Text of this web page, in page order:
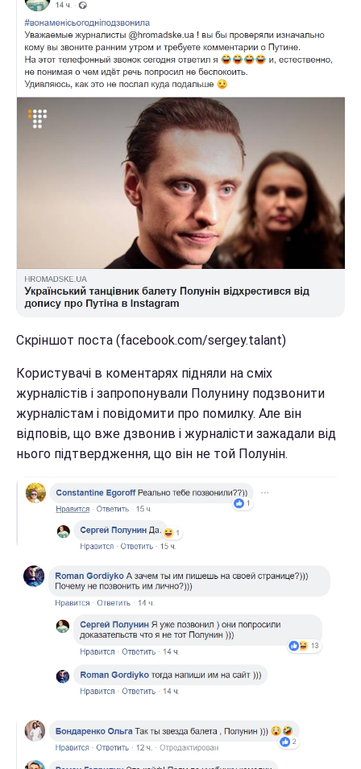
Скріншот поста (facebook.com/sergey.talant)
Користувачі в коментарях підняли на сміх
журналістів і запропонували Полунину подзвонити
журналістам і повідомити про помилку. Але він
відповів, що вже дзвонив і журналісти зажадали від
нього підтвердження, що він не той Полунін.